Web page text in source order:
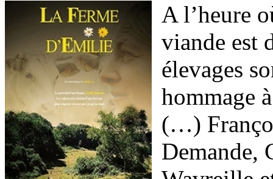
A l’heure
viande est
élevages
hommage
(…)
Demande,